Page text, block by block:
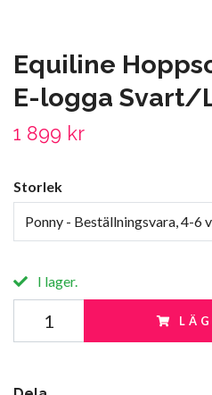
Equiline
E-logga Svart/
1 899 kr
Storlek
Ponny - Beställningsvara, 4-
I lager.